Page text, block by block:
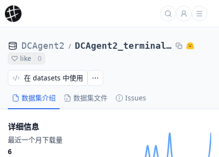
DCAgent2 / DCAgent2_terminal_bench_2_DCAgent_r2egymGPT5CodexPassed-nl2bash-bugsseq_Qwen3-8a6f8d1b7
like 0
数据集介绍 数据集文件 Issues
在 datasets 中使用
详细信息
最近一个月下载量
6